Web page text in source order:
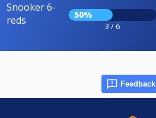
Snooker 6-
reds
50%
3 / 6
Feedback